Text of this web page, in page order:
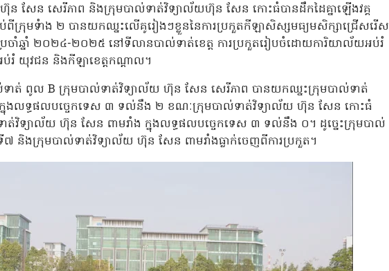
ន សែន សេរីភាព និងក្រុមបាល់ទាត់វិទ្យាល័យហ៊ុន សែន កោះធំបានដឹកដៃគ្នាឡើងវគ្គ
ាប់ពីក្រុមទំាង ២ បានយកឈ្នះលើគូរៀងៗខ្លួននៃការប្រកួតកីឡាសិស្សមធ្យមសិក្សាជ្រើសរើស
រចាំឆ្នាំ ២០២៤-២០២៥ នៅទីលានបាល់ទាត់ខេត្ត ការប្រកួតរៀបចំដោយការិយាល័យអប់រំ
ប់រំ យុវជន និងកីឡាខេត្តកណ្តាល។
ទាត់ ពូល B ក្រុមបាល់ទាត់វិទ្យាល័យ ហ៊ុន សែន សេរីភាព បានយកឈ្នះក្រុមបាល់ទាត់
នុងលទ្ធផលបច្ចេកទេស ៣ ទល់នឹង ២ ខណៈក្រុមបាល់ទាត់វិទ្យាល័យ ហ៊ុន សែន កោះធំ
ត់វិទ្យាល័យ ហ៊ុន សែន ពាមរាំង ក្នុងលទ្ធផលបច្ចេកទេស ៣ ទល់នឹង ០។ ដូច្នេះក្រុមបាល់
៧ និងក្រុមបាល់ទាត់វិទ្យាល័យ ហ៊ុន សែន ពាមរាំងធ្លាក់ចេញពីការប្រកួត។